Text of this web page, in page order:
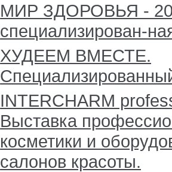
МИР ЗДОРОВЬЯ -
специализирован-
ХУДЕЕМ ВМЕСТЕ.
INTERCHARM
Выставка
косметики и
салонов красоты.